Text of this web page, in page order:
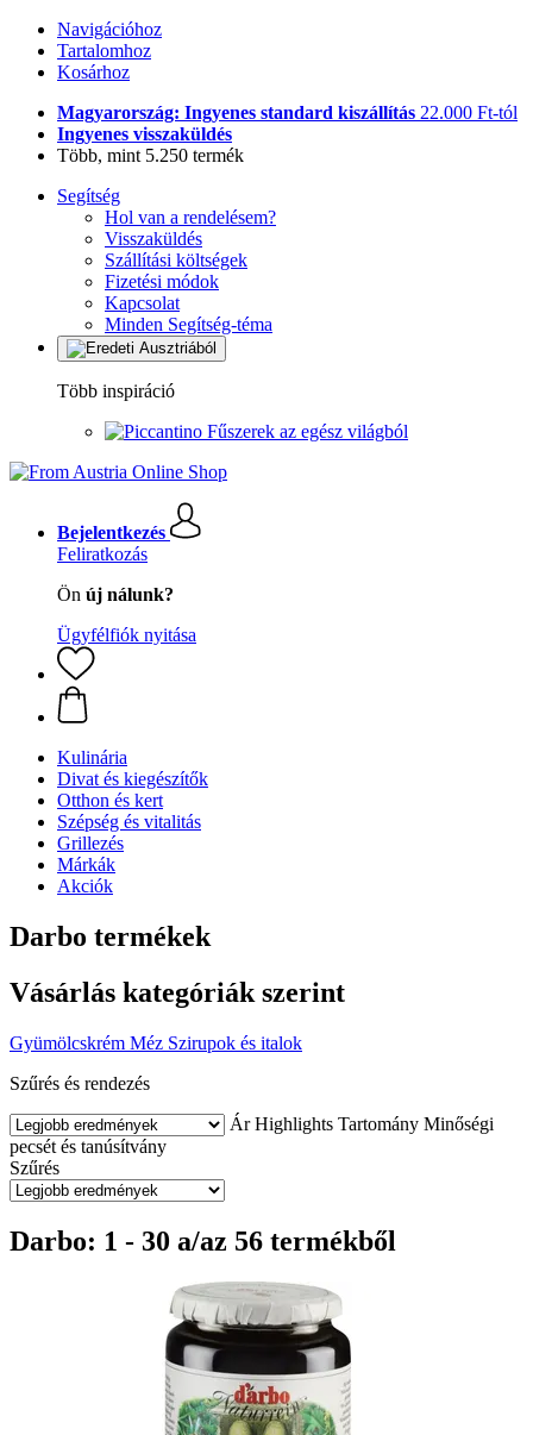
Navigációhoz
Tartalomhoz
Kosárhoz
Magyarország: Ingyenes standard kiszállítás 22.000 Ft-tól
Ingyenes visszaküldés
Több, mint 5.250 termék
Segítség
Hol van a rendelésem?
Visszaküldés
Szállítási költségek
Fizetési módok
Kapcsolat
Minden Segítség-téma
Több inspiráció
Fűszerek az egész világból
Bejelentkezés
Feliratkozás
Ön új nálunk?
Ügyfélfiók nyitása
Kulinária
Divat és kiegészítők
Otthon és kert
Szépség és vitalitás
Grillezés
Márkák
Akciók
Darbo termékek
Vásárlás kategóriák szerint
Gyümölcskrém Méz Szirupok és italok
Szűrés és rendezés
Ár Highlights Tartomány Minőségi
pecsét és tanúsítvány
Szűrés
Darbo: 1 - 30 a/az 56 termékből